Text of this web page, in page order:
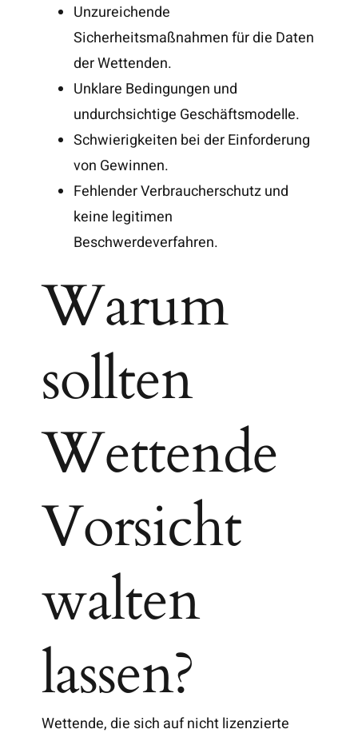
Unzureichende
Sicherheitsmaßnahmen für die Daten
der Wettenden.
Unklare Bedingungen und
undurchsichtige Geschäftsmodelle.
Schwierigkeiten bei der Einforderung
von Gewinnen.
Fehlender Verbraucherschutz und
keine legitimen
Beschwerdeverfahren.
Warum
sollten
Wettende
Vorsicht
walten
lassen?
Wettende, die sich auf nicht lizenzierte